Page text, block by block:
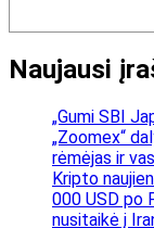
Naujausi
„Gumi SBI
„Zoomex“
rėmėjas ir
Kripto
000 USD po
nusitaikė į